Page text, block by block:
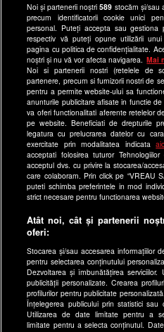
Program
Echipa
Site-uri
Trends
Noi și partenerii noștri589 stocăm și/sau
precum identificatorii cookie unici
personal. Puteți accepta sau gestiona
respectiv vă puteți opune utilizării
pagina cu politica de confidențialitate.
noștri și nu vă vor afecta navigarea.
Mai
Noi si partenerii nostri (retelele de
partenere, precum si furnizorii nostri de
pentru a permite website-ului sa
anunturile publicitare afisate in functie
va oferi functionalitati aferente retelelor
pe website. Beneficiati de drepturile
legatura cu prelucrarea datelor cu
exercitate prin modalitatea indicata
acceptati folosirea tuturor
acceptul dvs. cu privire la stocarea/
care colaboram. Prin click pe “VREAU
puteti schimba preferintele in mod
strict necesare pentru functionarea
Atât noi, cât și partenerii
oferi:
Stocarea și/sau accesarea informațiilor
pentru selectarea conținutului
Dezvoltarea și îmbunătățirea serviciilor.
publicității personalizate. Crearea
profilurilor pentru publicitate
Înțelegerea publicului prin statistici
Utilizarea de date limitate pentru a
limitate pentru a selecta conținutul.